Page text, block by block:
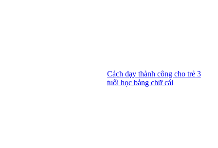
Cách dạy thành công cho trẻ 3
tuổi học bảng chữ cái